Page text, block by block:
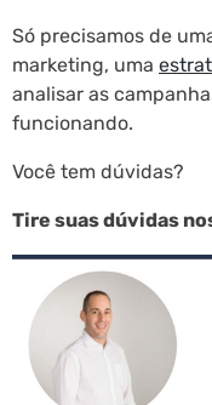
Só precisamos de
marketing, uma
analisar as
funcionando.
Você tem dúvidas?
Tire suas dúvidas